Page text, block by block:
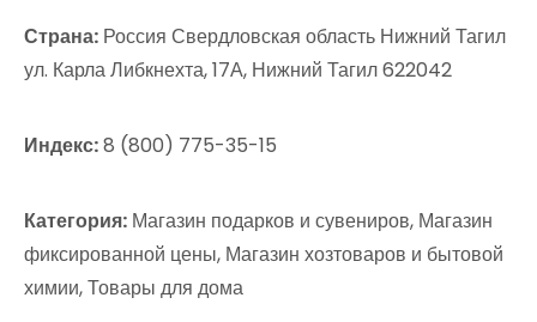
Страна: Россия Свердловская область Нижний Тагил
ул. Карла Либкнехта, 17А, Нижний Тагил 622042
Индекс:8 (800) 775-35-15
Категория: Магазин подарков и сувениров, Магазин
фиксированной цены, Магазин хозтоваров и бытовой
химии, Товары для дома